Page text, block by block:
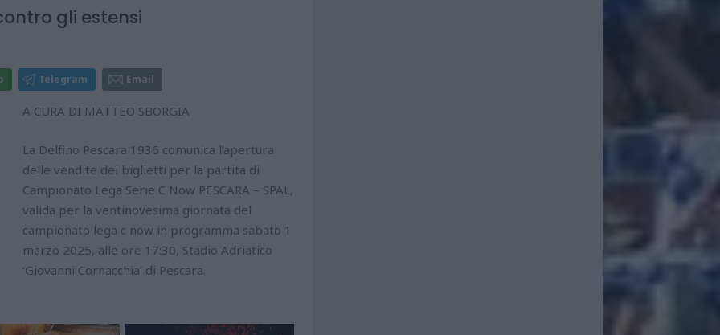
gli estensi
Telegram Email
A CURA DI MATTEO SBORGIA
La Delfino Pescara 1936 comunica l’apertura
delle vendite dei biglietti per la partita di
Campionato Lega Serie C Now PESCARA – SPAL,
valida per la ventinovesima giornata del
campionato lega c now in programma sabato 1
marzo 2025, alle ore 17:30, Stadio Adriatico
‘Giovanni Cornacchia’ di Pescara.